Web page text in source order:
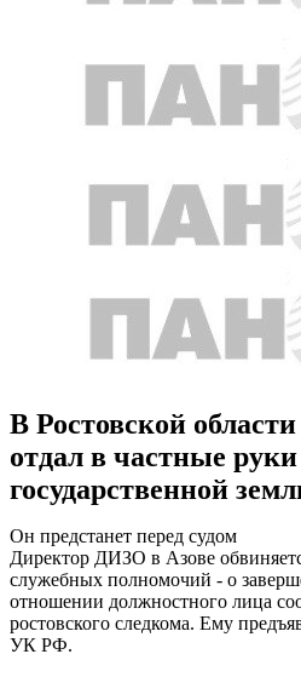
В Ростовской
отдал в частные руки
государственной
Он предстанет перед судом
Директор ДИЗО в Азове
служебных полномочий - о
отношении должностного лица
ростовского следкома. Ему
УК РФ.